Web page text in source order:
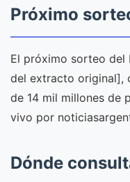
Próximo
El próximo sorteo del
del extracto original],
de 14 mil millones de
vivo por
Dónde